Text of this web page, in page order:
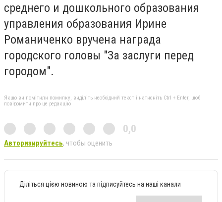
среднего и дошкольного образования
управления образования Ирине
Романиченко вручена награда
городского головы "За заслуги перед
городом".
Якщо ви помітили помилку, виділіть необхідний текст і натисніть Ctrl + Enter, щоб
повідомити про це редакцію
0,0
Авторизируйтесь, чтобы оценить
Діліться цією новиною та підписуйтесь на наші канали